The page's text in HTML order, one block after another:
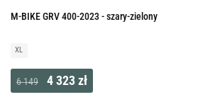
M-BIKE GRV 400-2023 - szary-zielony
XL
6 149 4 323 zł